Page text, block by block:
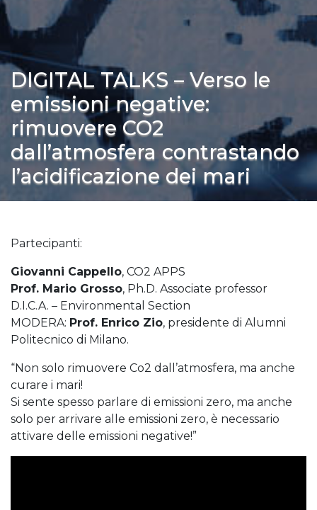
DIGITAL TALKS – Verso le
emissioni negative:
rimuovere CO2
dall’atmosfera contrastando
l’acidificazione dei mari
Partecipanti:
Giovanni Cappello, CO2 APPS
Prof. Mario Grosso, Ph.D. Associate professor
D.I.C.A. – Environmental Section
MODERA: Prof. Enrico Zio, presidente di Alumni
Politecnico di Milano.
“Non solo rimuovere Co2 dall’atmosfera, ma anche
curare i mari!
Si sente spesso parlare di emissioni zero, ma anche
solo per arrivare alle emissioni zero, è necessario
attivare delle emissioni negative!”